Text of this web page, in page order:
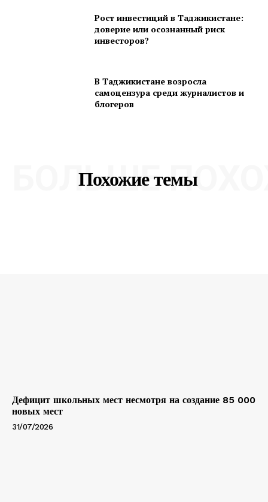
Рост инвестиций в Таджикистане:
доверие или осознанный риск
инвесторов?
В Таджикистане возросла
самоцензура среди журналистов и
блогеров
Похожие темы
БОЛЬШЕ
Дефицит школьных мест несмотря на создание 85 000
новых мест
31/07/2026